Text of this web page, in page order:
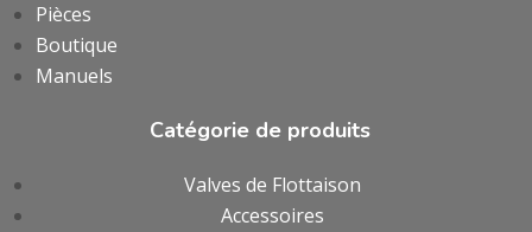
Pièces
Boutique
Manuels
Catégorie de produits
Valves de Flottaison
Accessoires